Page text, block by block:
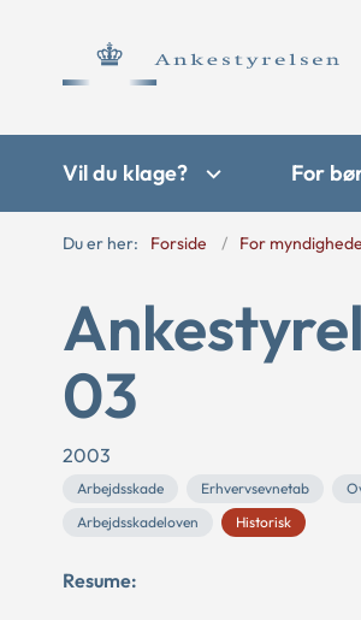
Vil du klage? For
Du er her: Forside For
03
2003
Arbejdsskade Erhvervsevnetab
Arbejdsskadeloven
Historisk
Resume: